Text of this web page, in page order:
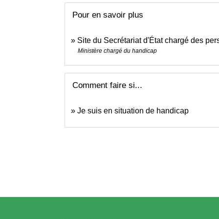
Pour en savoir plus
Site du Secrétariat d'État chargé des
Ministère chargé du handicap
Comment faire si...
Je suis en situation de handicap